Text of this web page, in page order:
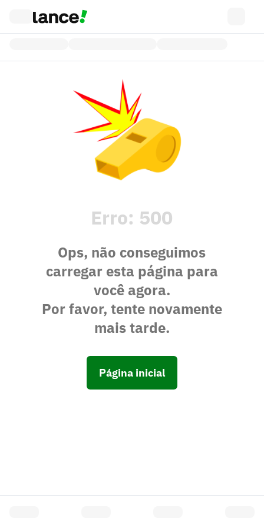
Erro: 500
Ops, não conseguimos
carregar esta página para
você agora.
Por favor, tente novamente
mais tarde.
Página inicial